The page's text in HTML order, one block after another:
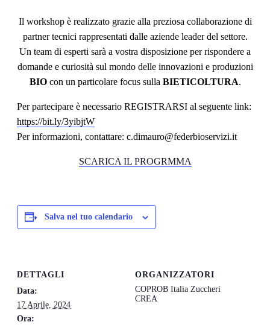
Il workshop è realizzato grazie alla preziosa collaborazione di
partner tecnici rappresentati dalle aziende leader del settore.
Un team di esperti sarà a vostra disposizione per rispondere a
domande e curiosità sul mondo delle innovazioni e produzioni
BIOcon un particolare focus sulla BIETICOLTURA.
Per partecipare è necessario REGISTRARSI al seguente link:
https://bit.ly/3yibjtW
Per informazioni, contattare: c.dimauro@federbioservizi.it
SCARICA IL PROGRMMA
Salva nel tuo calendario
DETTAGLI
Data:
17 Aprile, 2024
Ora:
ORGANIZZATORI
COPROB Italia Zuccheri
CREA